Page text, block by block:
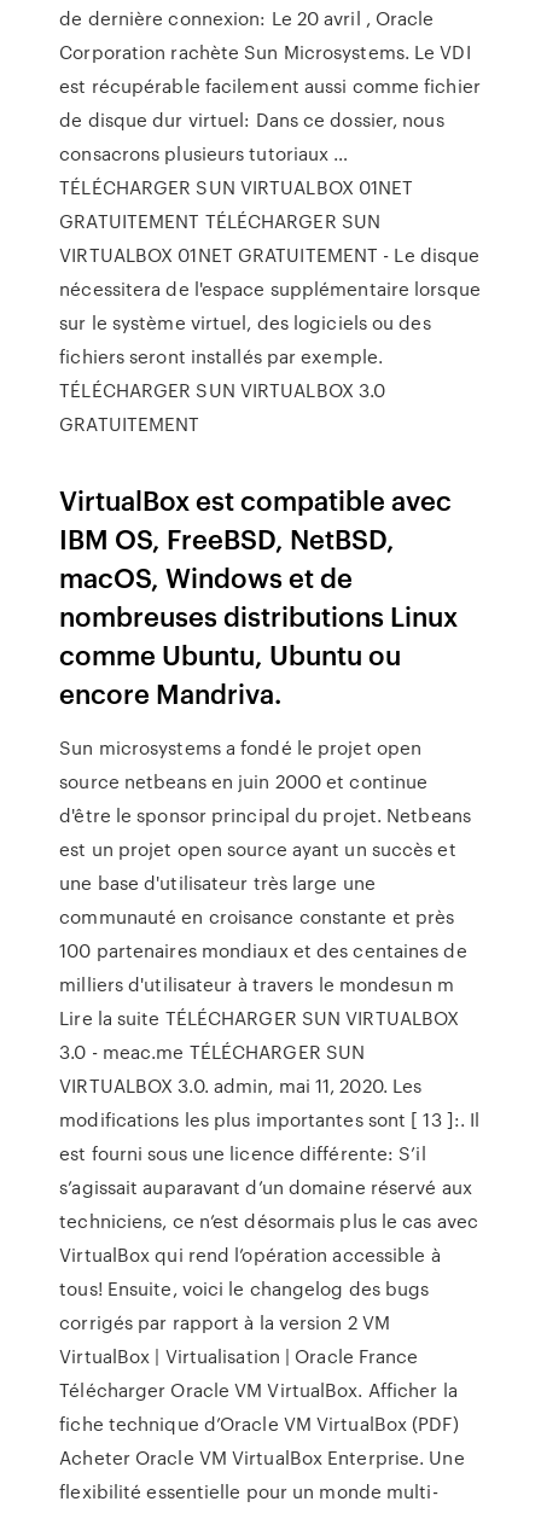
de dernière connexion: Le 20 avril , Oracle
Corporation rachète Sun Microsystems. Le VDI
est récupérable facilement aussi comme fichier
de disque dur virtuel: Dans ce dossier, nous
consacrons plusieurs tutoriaux …
TÉLÉCHARGER SUN VIRTUALBOX 01NET
GRATUITEMENT TÉLÉCHARGER SUN
VIRTUALBOX 01NET GRATUITEMENT - Le disque
nécessitera de l'espace supplémentaire lorsque
sur le système virtuel, des logiciels ou des
fichiers seront installés par exemple.
TÉLÉCHARGER SUN VIRTUALBOX 3.0
GRATUITEMENT
VirtualBox est compatible avec
IBM OS, FreeBSD, NetBSD,
macOS, Windows et de
nombreuses distributions Linux
comme Ubuntu, Ubuntu ou
encore Mandriva.
Sun microsystems a fondé le projet open
source netbeans en juin 2000 et continue
d'être le sponsor principal du projet. Netbeans
est un projet open source ayant un succès et
une base d'utilisateur très large une
communauté en croisance constante et près
100 partenaires mondiaux et des centaines de
milliers d'utilisateur à travers le mondesun m
Lire la suite TÉLÉCHARGER SUN VIRTUALBOX
3.0 - meac.me TÉLÉCHARGER SUN
VIRTUALBOX 3.0. admin, mai 11, 2020. Les
modifications les plus importantes sont [ 13 ]:. Il
est fourni sous une licence différente: S’il
s’agissait auparavant d’un domaine réservé aux
techniciens, ce n’est désormais plus le cas avec
VirtualBox qui rend l’opération accessible à
tous! Ensuite, voici le changelog des bugs
corrigés par rapport à la version 2 VM
VirtualBox | Virtualisation | Oracle France
Télécharger Oracle VM VirtualBox. Afficher la
fiche technique d’Oracle VM VirtualBox (PDF)
Acheter Oracle VM VirtualBox Enterprise. Une
flexibilité essentielle pour un monde multi-